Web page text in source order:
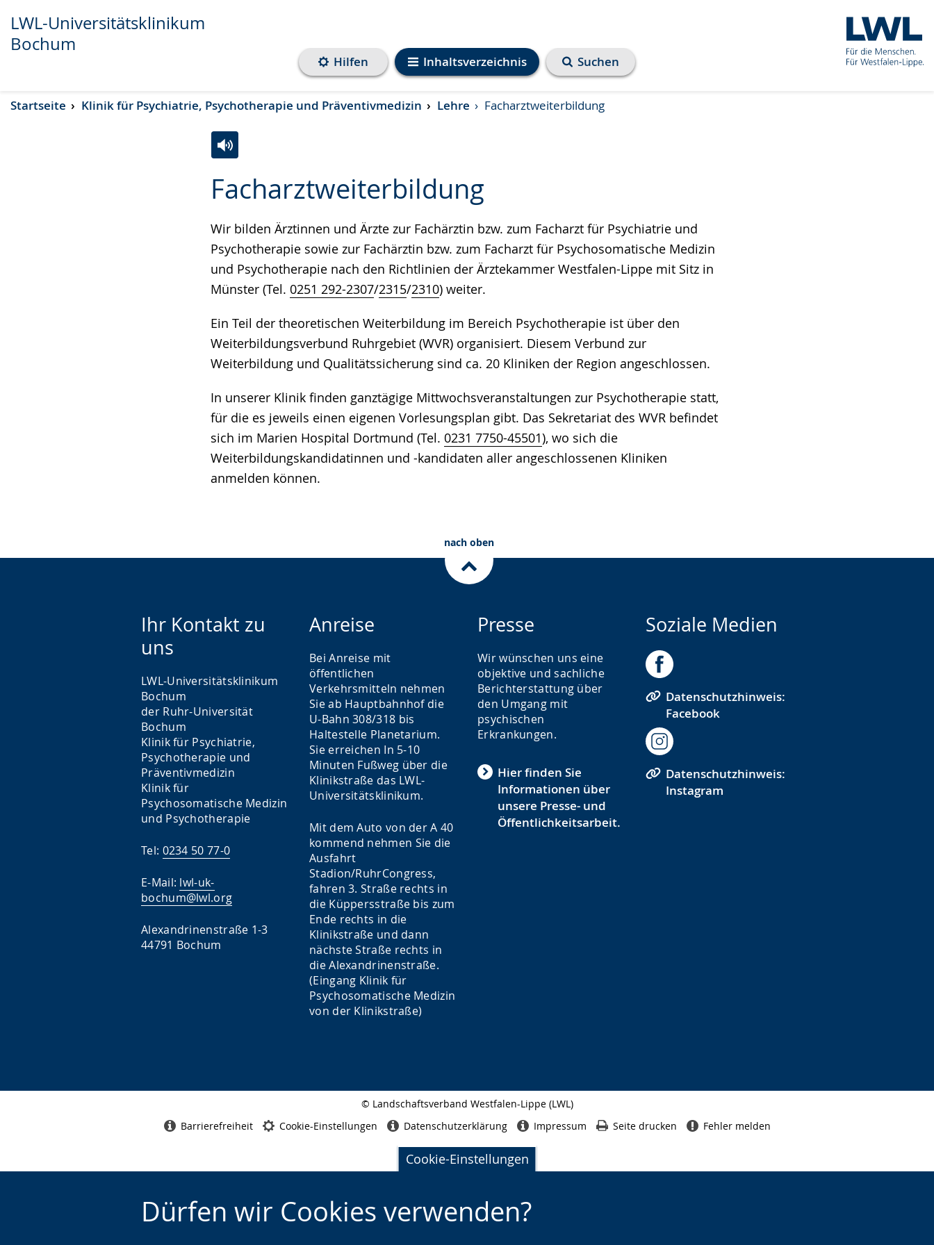
Transkript anzeigen
Abspielen
Pausieren
LWL-Universitätsklinikum
Bochum
Inhaltsverzeichnis
Hilfen Suchen
Cookie-Einstellungen
Dürfen wir Cookies verwenden?
Startseite Klinik für Psychiatrie, Psychotherapie und Präventivmedizin Lehre Facharztweiterbildung
Facharztweiterbildung
Wir bilden Ärztinnen und Ärzte zur Fachärztin bzw. zum Facharzt für Psychiatrie und
Psychotherapie sowie zur Fachärztin bzw. zum Facharzt für Psychosomatische Medizin
und Psychotherapie nach den Richtlinien der Ärztekammer Westfalen-Lippe mit Sitz in
Münster (Tel. 0251 292-2307/2315/2310) weiter.
Ein Teil der theoretischen Weiterbildung im Bereich Psychotherapie ist über den
Weiterbildungsverbund Ruhrgebiet (WVR) organisiert. Diesem Verbund zur
Weiterbildung und Qualitätssicherung sind ca. 20 Kliniken der Region angeschlossen.
In unserer Klinik finden ganztägige Mittwochsveranstaltungen zur Psychotherapie statt,
für die es jeweils einen eigenen Vorlesungsplan gibt. Das Sekretariat des WVR befindet
sich im Marien Hospital Dortmund (Tel. 0231 7750-45501), wo sich die
Weiterbildungskandidatinnen und -kandidaten aller angeschlossenen Kliniken
anmelden können.
Leichten
wechseln.
Audio-
Video
Deutscher
Gebärdensprache
wird
angezeigt.
nach oben
Ihr Kontakt zu
uns
LWL-Universitätsklinikum
Bochum
der Ruhr-Universität
Bochum
Klinik für Psychiatrie,
Psychotherapie und
Präventivmedizin
Klinik für
Psychosomatische Medizin
und Psychotherapie
Tel: 0234 50 77-0
E-Mail: lwl-uk-
bochum@lwl.org
Alexandrinenstraße 1-3
44791 Bochum
Anreise
Bei Anreise mit
öffentlichen
Verkehrsmitteln nehmen
Sie ab Hauptbahnhof die
U-Bahn 308/318 bis
Haltestelle Planetarium.
Sie erreichen In 5-10
Minuten Fußweg über die
Klinikstraße das LWL-
Universitätsklinikum.
Mit dem Auto von der A 40
kommend nehmen Sie die
Ausfahrt
Stadion/RuhrCongress,
fahren 3. Straße rechts in
die Küppersstraße bis zum
Ende rechts in die
Klinikstraße und dann
nächste Straße rechts in
die Alexandrinenstraße.
(Eingang Klinik für
Psychosomatische Medizin
von der Klinikstraße)
Presse
Wir wünschen uns eine
objektive und sachliche
Berichterstattung über
den Umgang mit
psychischen
Erkrankungen.
Hier finden Sie
Informationen über
unsere Presse- und
Öffentlichkeitsarbeit.
Soziale Medien
Datenschutzhinweis:
Facebook
Datenschutzhinweis:
Instagram
© Landschaftsverband Westfalen-Lippe (LWL)
Barrierefreiheit Cookie-Einstellungen Datenschutzerklärung Impressum Seite drucken Fehler melden